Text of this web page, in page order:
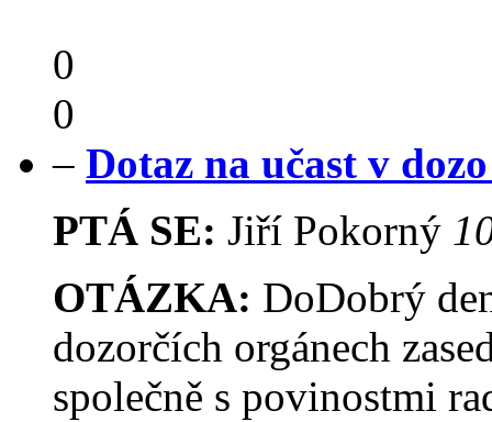
0
0
– Dotaz na učast v
PTÁ SE: Jiří Pokorný
OTÁZKA: DoDobrý
dozorčích orgánech
společně s povinostmi